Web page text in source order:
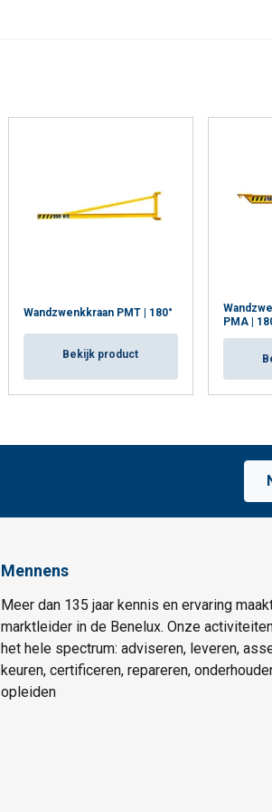
Wandzwenkkraan PMT | 180°
Bekijk product
PMA |
Mennens
Meer dan 135 jaar kennis en ervaring
marktleider in de Benelux. Onze
het hele spectrum: adviseren, leveren,
keuren, certificeren, repareren,
opleiden